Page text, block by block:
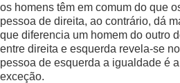
os homens têm em comum do que
pessoa de direita, ao contrário, dá
que diferencia um homem do outro
entre direita e esquerda revela-se
pessoa de esquerda a igualdade é
exceção.